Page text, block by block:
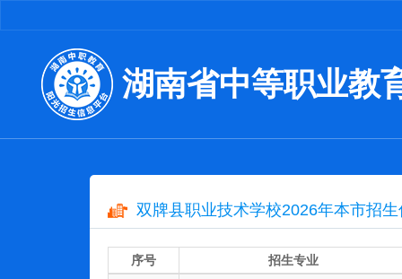
湖南省中等职业教
双牌县职业技术学校2026年本市招生
序号
招生专业